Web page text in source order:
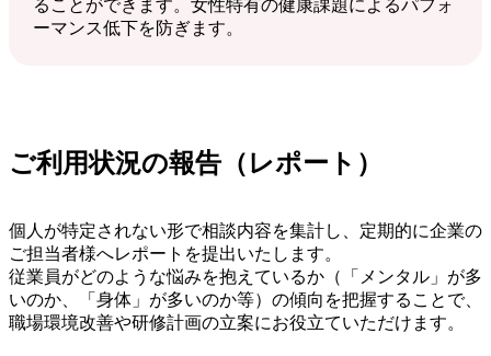
ることができます。女性特有の健康課題によるパフォ
ーマンス低下を防ぎます。
ご利用状況の報告（レポート）
個人が特定されない形で相談内容を集計し、定期的に企業の
ご担当者様へレポートを提出いたします。
従業員がどのような悩みを抱えているか（「メンタル」が多
いのか、「身体」が多いのか等）の傾向を把握することで、
職場環境改善や研修計画の立案にお役立ていただけます。